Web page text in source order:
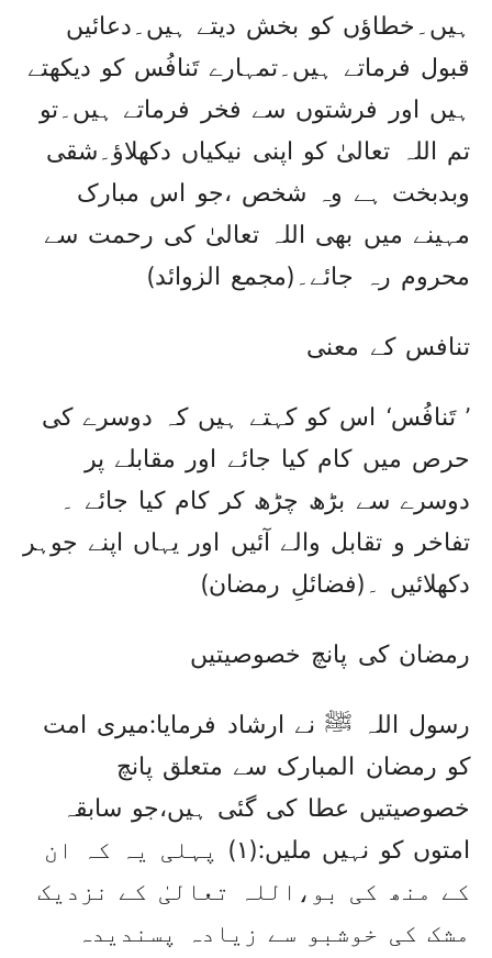
ہیں۔خطاؤں کو بخش دیتے ہیں۔دعائیں
قبول فرماتے ہیں۔تمہارے تَنافُس کو دیکھتے
ہیں اور فرشتوں سے فخر فرماتے ہیں۔تو
تم اللہ تعالیٰ کو اپنی نیکیاں دکھلاؤ۔شقی
وبدبخت ہے وہ شخص ،جو اس مبارک
مہینے میں بھی اللہ تعالیٰ کی رحمت سے
محروم رہ جائے۔(مجمع الزوائد)
تنافس کے معنی
’ تَنافُس‘ اس کو کہتے ہیں کہ دوسرے کی
حرص میں کام کیا جائے اور مقابلے پر
دوسرے سے بڑھ چڑھ کر کام کیا جائے ۔
تفاخر و تقابل والے آئیں اور یہاں اپنے جوہر
دکھلائیں ۔(فضائلِ رمضان)
رمضان کی پانچ خصوصیتیں
رسول اللہ ﷺ نے ارشاد فرمایا:میری امت
کو رمضان المبارک سے متعلق پانچ
خصوصیتیں عطا کی گئی ہیں،جو سابقہ
امتوں کو نہیں ملیں:(۱) پہلی یہ کہ ان
کے منھ کی بو،اللہ تعالیٰ کے نزدیک
مشک کی خوشبو سے زیادہ پسندیدہ